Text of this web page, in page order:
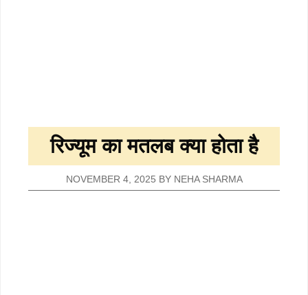
रिज्यूम का मतलब क्या होता है
NOVEMBER 4, 2025 BY NEHA SHARMA